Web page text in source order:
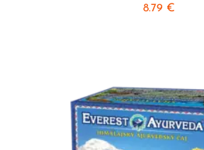
8.79 €